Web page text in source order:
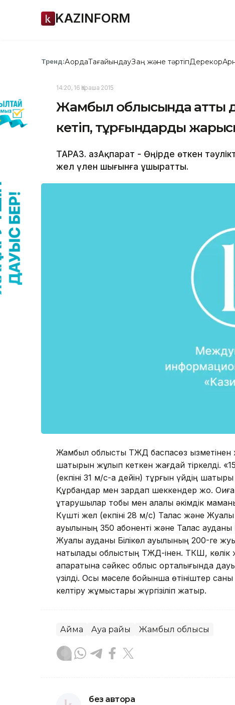
KAZINFORM
Тренд:АқордаТағайындауЗаң және тәртіпДерекқор
14:20, 16 Қараша 2015
Жамбыл облысында қатты
кетіп, тұрғындарды
ТАРАЗ. ҚазАқпарат - Өңірде өткен
жел үлен шығынға ұшыратты.
Жамбыл облыстық ТЖД баспасөз
шатырын жұлып кеткен жағдай тіркелді.
(екпіні 31 м/с-қа дейін) тұрғын үйдің
Құрбандар мен зардап шеккендер жоқ.
құтқарушылар тобы мен қалалық әкімдік
Күшті жел (екпіні 28 м/с) Талас және
ауылының 350 абоненті және Талас ауданы
Жуалы ауданы Білікөл ауылының 200-ге
нақтылады облыстың ТЖД-інен. ТКШ, көлік
ақпаратына сәйкес облыс орталығында
үзілді. Осы мәселе бойынша өтініштер саны
келтіру жұмыстары жүргізіліп жатыр.
Аймақ Ауа райы Жамбыл облысы
без автора